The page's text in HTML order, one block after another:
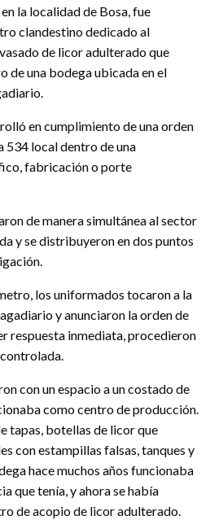
la localidad de Bosa, fue
clandestino dedicado al
de licor adulterado que
de una bodega ubicada en el
en cumplimiento de una orden
534 local dentro de una
fabricación o porte
de manera simultánea al sector
y se distribuyeron en dos puntos
los uniformados tocaron a la
y anunciaron la orden de
respuesta inmediata, procedieron
con un espacio a un costado de
como centro de producción.
tapas, botellas de licor que
con estampillas falsas, tanques y
hace muchos años funcionaba
que tenía, y ahora se había
de acopio de licor adulterado.